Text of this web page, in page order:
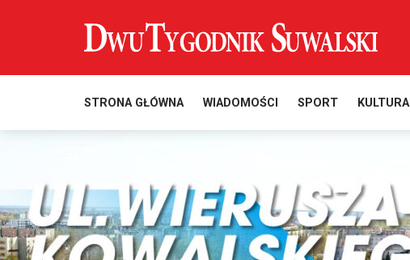
STRONA GŁÓWNA WIADOMOŚCI SPORT KULTURA